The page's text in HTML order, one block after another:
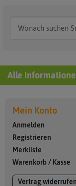
Alle
Mein Konto
Anmelden
Registrieren
Merkliste
Warenkorb / Kasse
Vertrag widerrufen